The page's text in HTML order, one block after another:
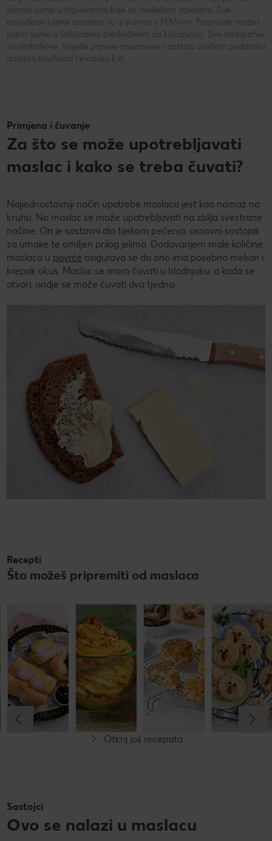
odnosi samo u trgovinama koje su nedjeljom otvorene. Sve
navedene cijene izražene su u eurima s PDV-om. Proizvode možeš
kupiti samo u količinama predviđenim za kućanstvo. Sve fotografije
su simbolične. Vrijede pravne napomene i zaštita osobnih podataka
društva Kaufland Hrvatska k.d.
Primjena i čuvanje
Za što se može upotrebljavati
maslac i kako se treba čuvati?
Najjednostavniji način upotrebe maslaca jest kao namaz na
kruhu. No maslac se može upotrebljavati na zbilja svestrane
načine. On je sastavni dio tijekom pečenja, osnovni sastojak
za umake te omiljen prilog jelima. Dodavanjem male količine
maslaca u povrće osigurava se da ono ima posebno mekan i
krepak okus. Maslac se mora čuvati u hladnjaku, a kada se
otvori, ondje se može čuvati dva tjedna.
Recepti
Što možeš pripremiti od maslaca
umaku od
senfa
Do 30 minuta
Jednostavno
Buhtle
Do 60 minuta
Jednostavno
Začinjeni
maslac s
paprikom i
Do 15 minuta
Pogačice
slaninom i
sirom
Do 60 minuta
Jednostavno
Otkrij još recepata
Sastojci
Ovo se nalazi u maslacu